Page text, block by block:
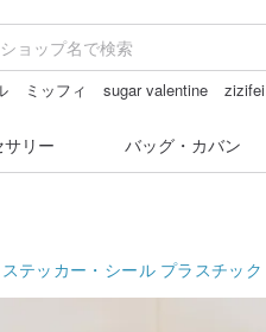
ミッフィ sugar valentine zizifei
リー バッグ・カバン
ステッカー・シール プラスチック